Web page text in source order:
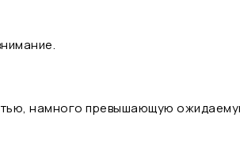
намного превышающую